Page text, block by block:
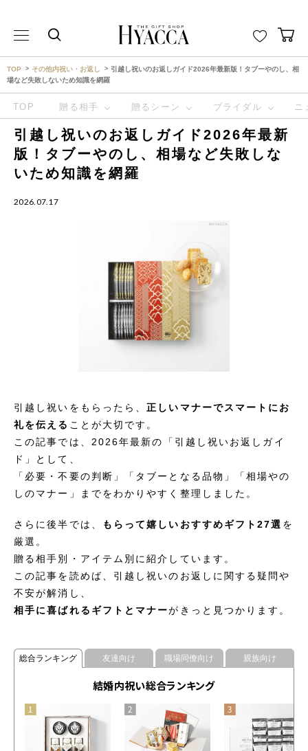
TOP その他内祝い・お返し
引越し祝いのお返しガイド2026年最新版！タブーやのし、相
場など失敗しないため知識を網羅
TOP 贈る相手 贈るシーン ブライダル ニ
引越し祝いのお返しガイド2026年最新
版！タブーやのし、相場など失敗しな
いため知識を網羅
2026.07.17
引越し祝いをもらったら、正しいマナーでスマートにお
礼を伝える ことが大切です。
この記事では、2026年最新の「引越し祝いお返しガイ
ド」として、
「必要・不要の判断」「タブーとなる品物」「相場やの
しのマナー」までをわかりやすく整理しました。
さらに後半では、 もらって嬉しいおすすめギフト27選 を
厳選。
贈る相手別・アイテム別に紹介しています。
この記事を読めば、引越し祝いのお返しに関する疑問や
不安が解消し、
相手に喜ばれるギフトとマナーがきっと見つかります。
総合ランキング 友達向け 職場同僚向け 親族向け
結婚内祝い総合ランキング